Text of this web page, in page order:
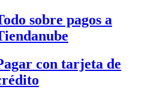
sobre pagos a
con tarjeta de